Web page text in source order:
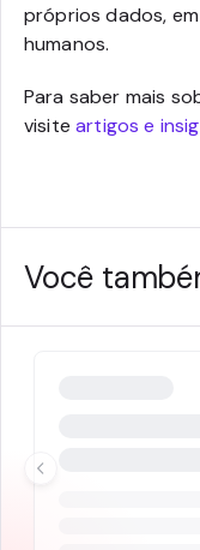
próprios dados,
humanos.
Para saber mais
visiteartigos e
Você